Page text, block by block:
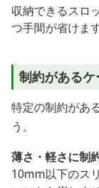
収納できるスロ
つ手間が省けます
制約がある
特定の制約があ
う。
薄さ・軽さに制
10mm以下のス